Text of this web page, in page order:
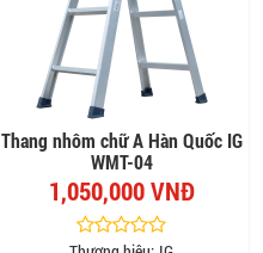
Thang nhôm chữ A Hàn Quốc IG
WMT-04
1,050,000 VNĐ